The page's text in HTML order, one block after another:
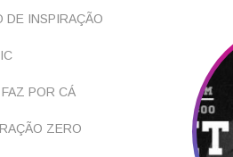
DE INSPIRAÇÃO
POR CÁ
ZERO